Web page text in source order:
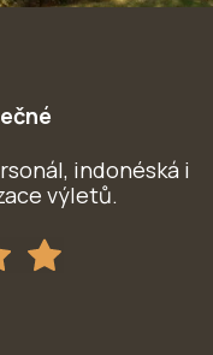
indonéská i
výletů.